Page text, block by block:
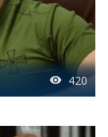
420